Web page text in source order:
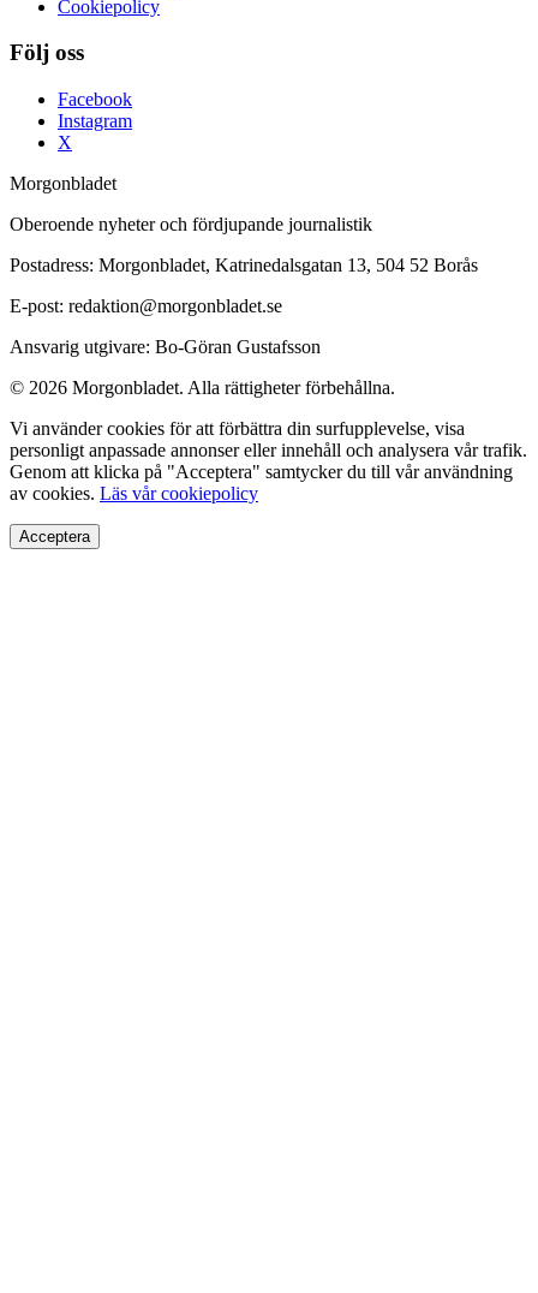
Cookiepolicy
Följ oss
Facebook
Instagram
X
Morgonbladet
Oberoende nyheter och fördjupande journalistik
Postadress: Morgonbladet, Katrinedalsgatan 13, 504 52 Borås
E-post: redaktion@morgonbladet.se
Ansvarig utgivare: Bo-Göran Gustafsson
© 2026 Morgonbladet. Alla rättigheter förbehållna.
Vi använder cookies för att förbättra din surfupplevelse, visa
personligt anpassade annonser eller innehåll och analysera vår trafik.
Genom att klicka på "Acceptera" samtycker du till vår användning
av cookies. Läs vår cookiepolicy
Acceptera